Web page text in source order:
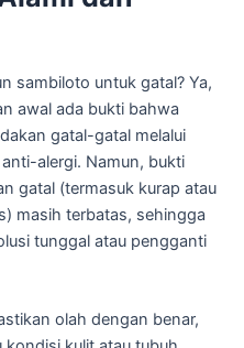
sambiloto untuk gatal? Ya,
awal ada bukti bahwa
gatal-gatal melalui
alergi. Namun, bukti
gatal (termasuk kurap atau
masih terbatas, sehingga
tunggal atau pengganti
olah dengan benar,